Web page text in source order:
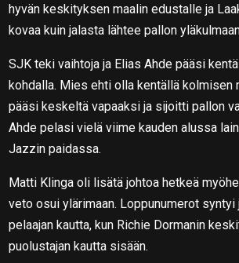
hyvän keskityksen maalin edustalle ja
kovaa kuin jalasta lähtee pallon
SJK teki vaihtoja ja Elias Ahde pääsi
kohdalla. Mies ehti olla kentällä kolmisen
pääsi keskeltä vapaaksi ja sijoitti pallon
Ahde pelasi vielä viime kauden alussa
Jazzin paidassa.
Matti Klinga oli lisätä johtoa hetkeä
veto osui ylärimaan. Loppunumerot syntyi
pelaajan kautta, kun Richie Dormanin
puolustajan kautta sisään.